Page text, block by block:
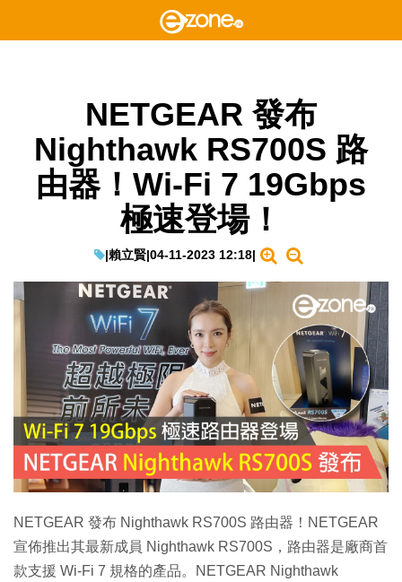
NETGEAR 發布
Nighthawk RS700S 路
由器！Wi-Fi 7 19Gbps
極速登場！
|賴立賢|04-11-2023 12:18|
NETGEAR 發布 Nighthawk RS700S 路由器！NETGEAR
宣佈推出其最新成員 Nighthawk RS700S，路由器是廠商首
款支援 Wi-Fi 7 規格的產品。NETGEAR Nighthawk